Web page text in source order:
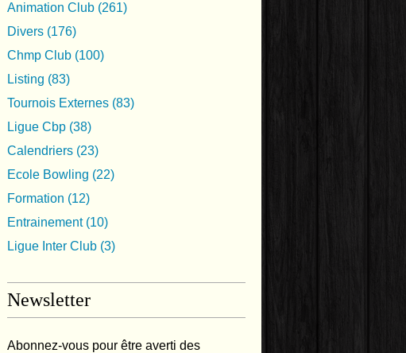
Animation Club (261)
Divers (176)
Chmp Club (100)
Listing (83)
Tournois Externes (83)
Ligue Cbp (38)
Calendriers (23)
Ecole Bowling (22)
Formation (12)
Entrainement(10)
Ligue Inter Club (3)
Newsletter
Abonnez-vous pour être averti des